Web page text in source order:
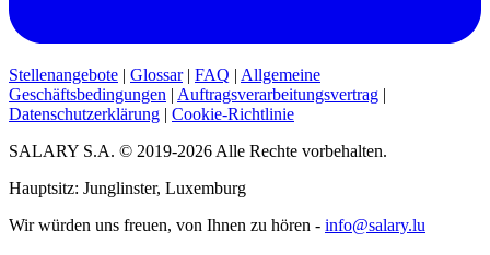
Stellenangebote | Glossar| FAQ | Allgemeine
Geschäftsbedingungen | Auftragsverarbeitungsvertrag |
Datenschutzerklärung | Cookie-Richtlinie
SALARY S.A. © 2019-2026 Alle Rechte vorbehalten.
Hauptsitz: Junglinster, Luxemburg
Wir würden uns freuen, von Ihnen zu hören - info@salary.lu